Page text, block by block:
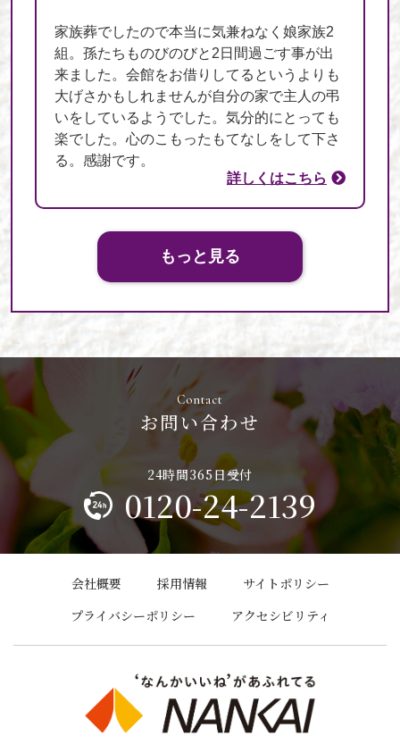
家族葬でしたので本当に気兼ねなく娘家族2
組。孫たちものびのびと2日間過ごす事が出
来ました。会館をお借りしてるというよりも
大げさかもしれませんが自分の家で主人の弔
いをしているようでした。気分的にとっても
楽でした。心のこもったもてなしをして下さ
る。感謝です。
詳しくはこちら
もっと見る
お問い合わせ
0120-24-2139
会社概要 採用情報
サイトポリシー
プライバシーポリシー
アクセシビリティ